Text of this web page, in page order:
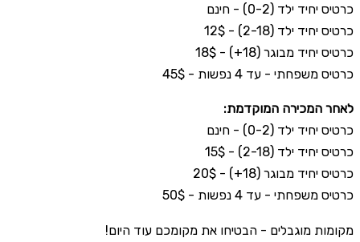
כרטיס יחיד ילד (0-2) - חינם
כרטיס יחיד ילד (2-18) - 12$
כרטיס יחיד מבוגר (18+) - 18$
כרטיס משפחתי - עד 4 נפשות - 45$
לאחר המכירה המוקדמת:
כרטיס יחיד ילד (0-2) - חינם
כרטיס יחיד ילד (2-18) - 15$
כרטיס יחיד מבוגר (18+) - 20$
כרטיס משפחתי - עד 4 נפשות - 50$
מקומות מוגבלים - הבטיחו את מקומכם עוד היום!